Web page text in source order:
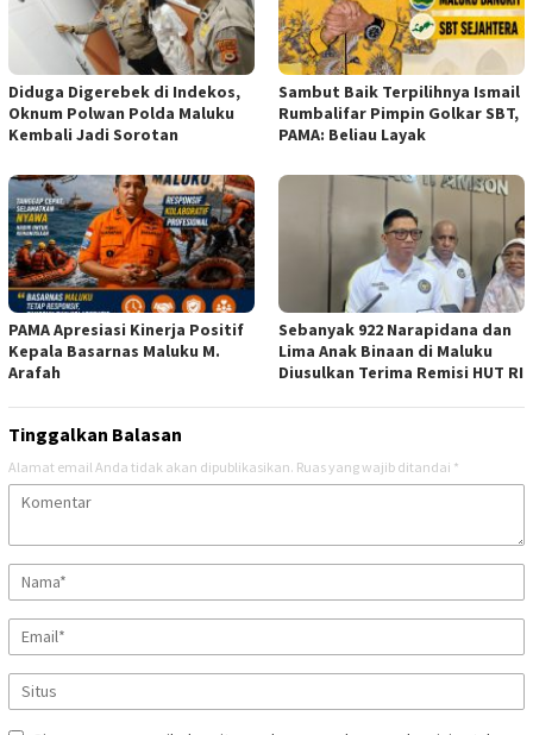
Diduga Digerebek di Indekos,
Oknum Polwan Polda Maluku
Kembali Jadi Sorotan
Sambut Baik Terpilihnya Ismail
Rumbalifar Pimpin Golkar SBT,
PAMA: Beliau Layak
PAMA Apresiasi Kinerja Positif
Kepala Basarnas Maluku M.
Arafah
Sebanyak 922 Narapidana dan
Lima Anak Binaan di Maluku
Diusulkan Terima Remisi HUT RI
Tinggalkan Balasan
Alamat email Anda tidak akan dipublikasikan. Ruas yang wajib ditandai *